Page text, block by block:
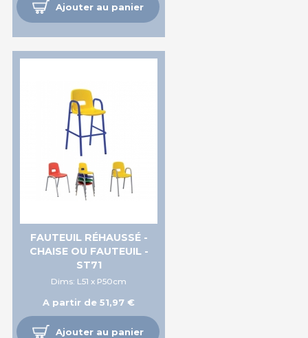
Ajouter au panier
FAUTEUIL RÉHAUSSÉ -
CHAISE OU FAUTEUIL -
ST71
Dims: L51 x P50cm
A partir de 51,97 €
Ajouter au panier